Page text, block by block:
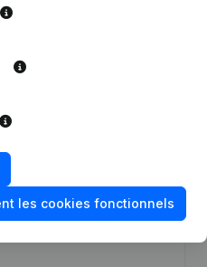
Transfert Patrimoine, etc...)
- Nominations
- Nominations
(Traduction, Coordination,
Modifications, …) -
les cookies fonctionnels